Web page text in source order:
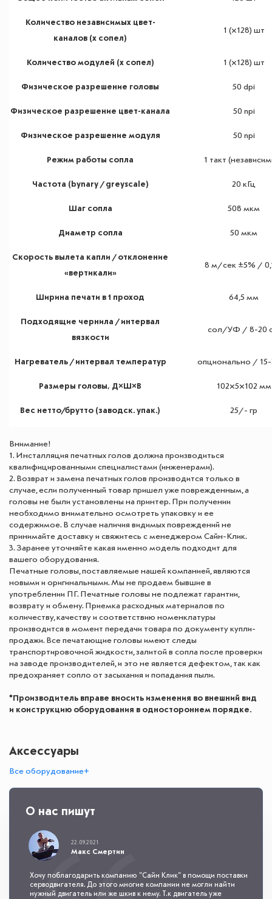
Количество независимых цвет-
каналов (x сопел)
1 (×128) шт
Количество модулей (x сопел) 1 (×128) шт
Физическое разрешение головы 50 dpi
Физическое разрешение цвет-канала 50 npi
Физическое разрешение модуля 50 npi
Режим работы сопла 1 такт
Частота (bynary / greyscale) 20 кГц
Шаг сопла 508 мкм
Диаметр сопла 50 мкм
Скорость вылета капли / отклонение
«вертикали»
8 м/сек ±5% /
Ширина печати в 1 проход 64,5 мм
Подходящие чернила / интервал
вязкости
сол/УФ / 8-20
Нагреватель / интервал температур опционально / 15-
Размеры головы, Д×Ш×В 102×5×102 мм
Вес нетто/брутто (заводск. упак.) 25/- гр
Внимание!
1. Инсталляция печатных голов должна производиться
квалифицированными специалистами (инженерами).
2. Возврат и замена печатных голов производится только в
случае, если полученный товар пришел уже поврежденным, а
головы не были установлены на принтер. При получении
необходимо внимательно осмотреть упаковку и ее
содержимое. В случае наличия видимых повреждений не
принимайте доставку и свяжитесь с менеджером Сайн-Клик.
3. Заранее уточняйте какая именно модель подходит для
вашего оборудования.
Печатные головы, поставляемые нашей компанией, являются
новыми и оригинальными. Мы не продаем бывшие в
употреблении ПГ. Печатные головы не подлежат гарантии,
возврату и обмену. Приемка расходных материалов по
количеству, качеству и соответствию номенклатуры
производится в момент передачи товара по документу купли-
продажи. Все печатающие головы имеют следы
транспортировочной жидкости, залитой в сопла после проверки
на заводе производителей, и это не является дефектом, так как
предохраняет сопло от засыхания и попадания пыли.
*Производитель вправе вносить изменения во внешний вид
и конструкцию оборудования в одностороннем порядке.
Аксессуары
Все оборудование+
О нас пишут
22.09.2021
Макс Смертин
Хочу поблагодарить компанию "Сайн Клик" в помощи поставки
серводвигателя. До этого многие компании не могли найти
нужный двигатель или же шкив к нему. Т.к двигатель уже